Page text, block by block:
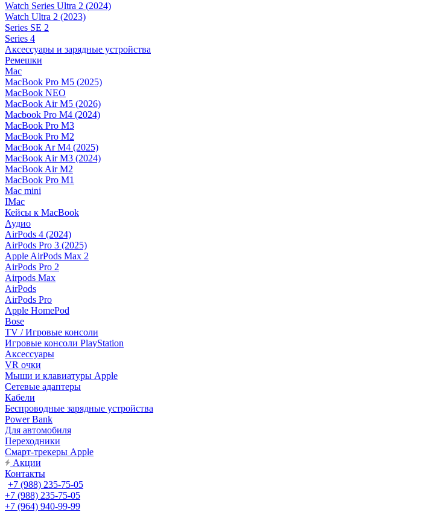
Watch Series Ultra 2 (2024)
Watch Ultra 2 (2023)
Series SE 2
Series 4
Аксессуары и зарядные устройства
Ремешки
Mac
MacBook Pro M5 (2025)
MacBook NEO
MacBook Air M5 (2026)
Macbook Pro M4 (2024)
MacBook Pro M3
MacBook Pro M2
MacBook Ar M4 (2025)
MacBook Air M3 (2024)
MacBook Air M2
MacBook Pro M1
Mac mini
IMac
Кейсы к MacBook
Аудио
AirPods 4 (2024)
AirPods Pro 3 (2025)
Apple AirPods Max 2
AirPods Pro 2
Airpods Max
AirPods
AirPods Pro
Apple HomePod
Bose
TV / Игровые консоли
Игровые консоли PlayStation
Аксессуары
VR очки
Мыши и клавиатуры Apple
Сетевые адаптеры
Кабели
Беспроводные зарядные устройства
Power Bank
Для автомобиля
Переходники
Смарт-трекеры Apple
Акции
Контакты
+7 (988) 235-75-05
+7 (988) 235-75-05
+7 (964) 940-99-99